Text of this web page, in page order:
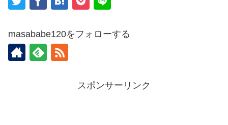
masababe120をフォローする
スポンサーリンク